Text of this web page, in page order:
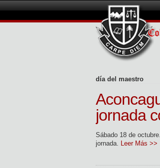
día del maestro
jornada
Sábado 18 de
jornada. Leer Más >>